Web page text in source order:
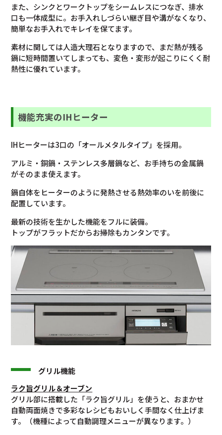
また、シンクとワークトップをシームレスにつなぎ、排水
口も一体成型に。お手入れしづらい継ぎ目や溝がなくなり、
簡単なお手入れでキレイを保てます。
素材に関しては人造大理石となりますので、まだ熱が残る
鍋に短時間置いてしまっても、変色・変形が起こりにくく耐
熱性に優れています。
機能充実のIHヒーター
IHヒーターは3口の「オールメタルタイプ」を採用。
アルミ・銅鍋・ステンレス多層鍋など、お手持ちの金属鍋
がそのまま使えます。
鍋自体をヒーターのように発熱させる熱効率のいを前後に
配置しています。
最新の技術を生かした機能をフルに装備。
トップがフラットだからお掃除もカンタンです。
グリル機能
ラク旨グリル＆オーブン
グリル部に搭載した「ラク旨グリル」を使うと、おまかせ
自動両面焼きで多彩なレシピもおいしく手間なく仕上げま
す。（機種によって自動調理メニューが異なります。）